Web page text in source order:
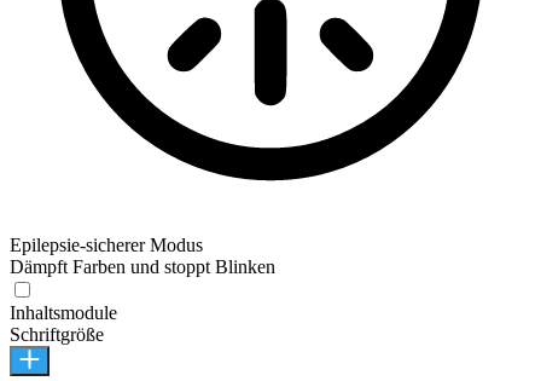
Epilepsie-sicherer Modus
Dämpft Farben und stoppt Blinken
Inhaltsmodule
Schriftgröße